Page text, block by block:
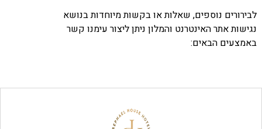
לבירורים נוספים, שאלות או בקשות מיוחדות בנושא
נגישות אתר האינטרנט והמלון ניתן ליצור עימנו קשר
באמצעים הבאים: